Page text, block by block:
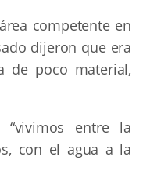
competente en
dijeron que era
de poco material,
“vivimos entre la
con el agua a la